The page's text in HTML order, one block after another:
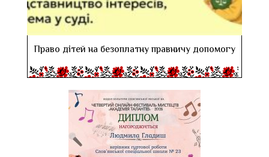
Право дітей на безоплатну правничу допомогу